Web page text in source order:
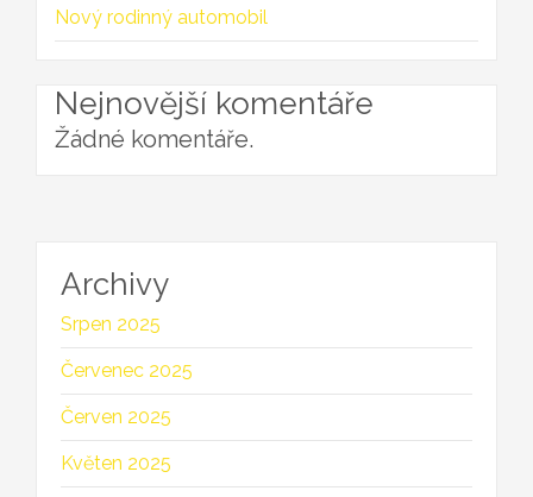
Nový rodinný automobil
Nejnovější komentáře
Žádné komentáře.
Archivy
Srpen 2025
Červenec 2025
Červen 2025
Květen 2025